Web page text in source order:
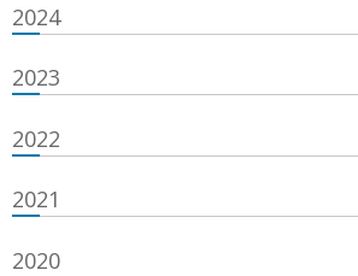
2024
2023
2022
2021
2020